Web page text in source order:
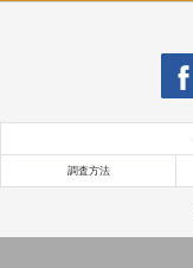
調査方法